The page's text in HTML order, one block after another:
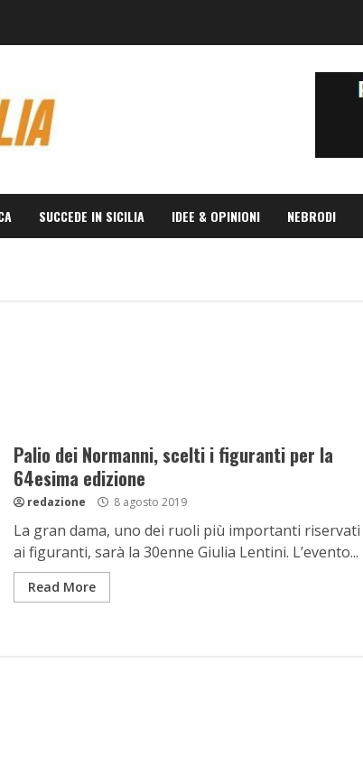
SUCCEDE IN SICILIA IDEE & OPINIONI NEBRODI
Palio dei Normanni, scelti i figuranti per la
64esima edizione
redazione 8 agosto 2019
La gran dama, uno dei ruoli più importanti riservati
ai figuranti, sarà la 30enne Giulia Lentini. L’evento...
Read More